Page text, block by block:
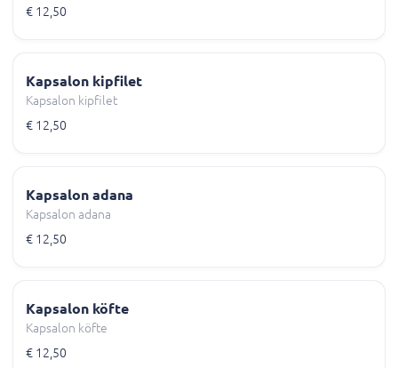
€ 12,50
Kapsalon kipfilet
Kapsalon kipfilet
€ 12,50
Kapsalon adana
Kapsalon adana
€ 12,50
Kapsalon köfte
Kapsalon köfte
€ 12,50